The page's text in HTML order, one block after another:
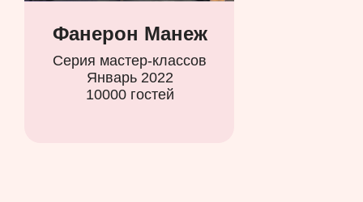
Фанерон Манеж
Серия мастер-классов
Январь 2022
10000 гостей